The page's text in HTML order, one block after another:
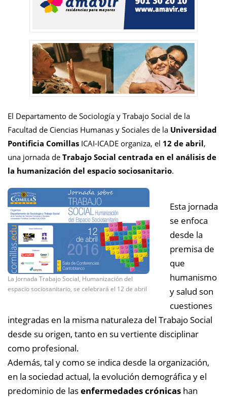
El Departamento de Sociología y Trabajo Social de la
Facultad de Ciencias Humanas y Sociales de la Universidad
Pontificia Comillas ICAI-ICADE organiza, el 12 de abril,
una jornada de Trabajo Social centrada en el análisis de
la humanización del espacio sociosanitario.
La Jornada Trabajo Social, Humanización del
espacio sociosanitario, se celebrará el 12 de abril
Esta jornada
se enfoca
desde la
premisa de
que
humanismo
y salud son
cuestiones
integradas en la misma naturaleza del Trabajo Social
desde su origen, tanto en su vertiente disciplinar
como profesional.
Además, tal y como se indica desde la organización,
en la sociedad actual, la evolución demográfica y el
predominio de lasenfermedades crónicas han